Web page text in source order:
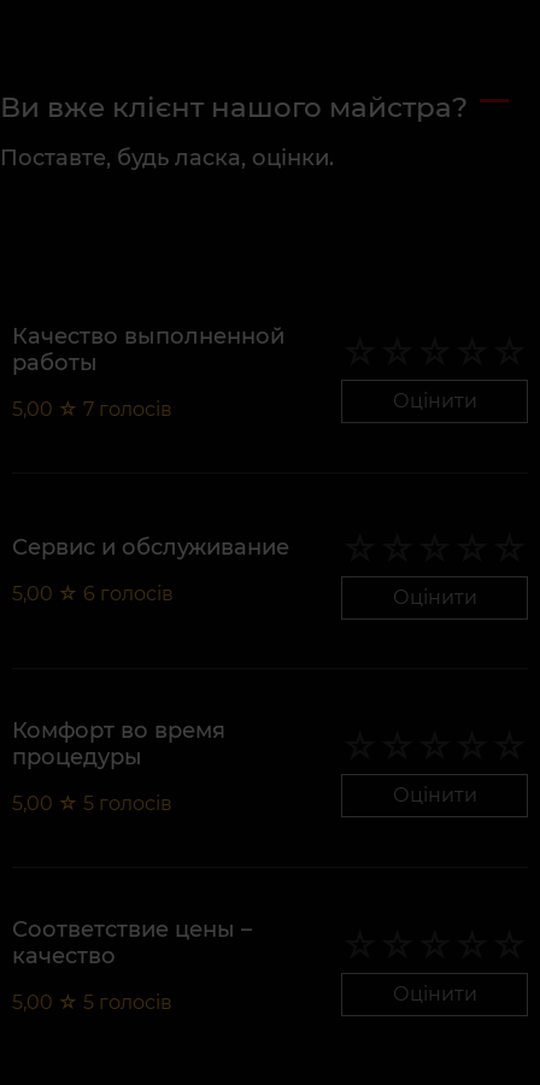
Ви вже клієнт нашого майстра?
Поставте, будь ласка, оцінки.
Качество выполненной
работы
5,00 ☆ 7 голосів Оцінити
Сервис и обслуживание
5,00 ☆ 6 голосів Оцінити
Комфорт во время
процедуры
5,00 ☆ 5 голосів Оцінити
Соответствие цены –
качество
5,00 ☆ 5 голосів Оцінити